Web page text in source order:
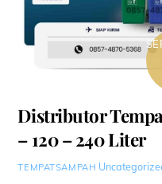
Distributor
– 120 – 240 Liter
TEMPATSAMPAH